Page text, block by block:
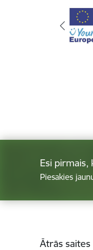
Esi pirmais,
Piesakies
Ātrās saites